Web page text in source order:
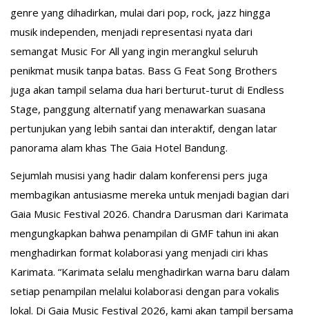
genre yang dihadirkan, mulai dari pop, rock, jazz hingga
musik independen, menjadi representasi nyata dari
semangat Music For All yang ingin merangkul seluruh
penikmat musik tanpa batas. Bass G Feat Song Brothers
juga akan tampil selama dua hari berturut-turut di Endless
Stage, panggung alternatif yang menawarkan suasana
pertunjukan yang lebih santai dan interaktif, dengan latar
panorama alam khas The Gaia Hotel Bandung.
Sejumlah musisi yang hadir dalam konferensi pers juga
membagikan antusiasme mereka untuk menjadi bagian dari
Gaia Music Festival 2026. Chandra Darusman dari Karimata
mengungkapkan bahwa penampilan di GMF tahun ini akan
menghadirkan format kolaborasi yang menjadi ciri khas
Karimata. “Karimata selalu menghadirkan warna baru dalam
setiap penampilan melalui kolaborasi dengan para vokalis
lokal. Di Gaia Music Festival 2026, kami akan tampil bersama